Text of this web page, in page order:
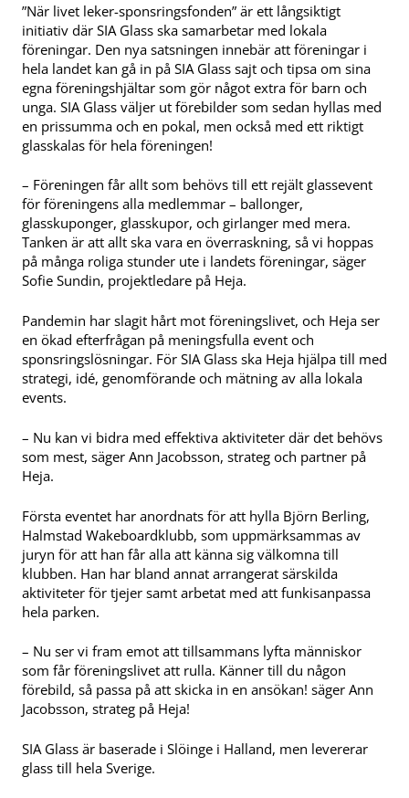
”När livet leker-sponsringsfonden” är ett långsiktigt
initiativ där SIA Glass ska samarbetar med lokala
föreningar. Den nya satsningen innebär att föreningar i
hela landet kan gå in på SIA Glass sajt och tipsa om sina
egna föreningshjältar som gör något extra för barn och
unga. SIA Glass väljer ut förebilder som sedan hyllas med
en prissumma och en pokal, men också med ett riktigt
glasskalas för hela föreningen!
– Föreningen får allt som behövs till ett rejält glassevent
för föreningens alla medlemmar – ballonger,
glasskuponger, glasskupor, och girlanger med mera.
Tanken är att allt ska vara en överraskning, så vi hoppas
på många roliga stunder ute i landets föreningar, säger
Sofie Sundin, projektledare på Heja.
Pandemin har slagit hårt mot föreningslivet, och Heja ser
en ökad efterfrågan på meningsfulla event och
sponsringslösningar. För SIA Glass ska Heja hjälpa till med
strategi, idé, genomförande och mätning av alla lokala
events.
– Nu kan vi bidra med effektiva aktiviteter där det behövs
som mest, säger Ann Jacobsson, strateg och partner på
Heja.
Första eventet har anordnats för att hylla Björn Berling,
Halmstad Wakeboardklubb, som uppmärksammas av
juryn för att han får alla att känna sig välkomna till
klubben. Han har bland annat arrangerat särskilda
aktiviteter för tjejer samt arbetat med att funkisanpassa
hela parken.
– Nu ser vi fram emot att tillsammans lyfta människor
som får föreningslivet att rulla. Känner till du någon
förebild, så passa på att skicka in en ansökan! säger Ann
Jacobsson, strateg på Heja!
SIA Glass är baserade i Slöinge i Halland, men levererar
glass till hela Sverige.